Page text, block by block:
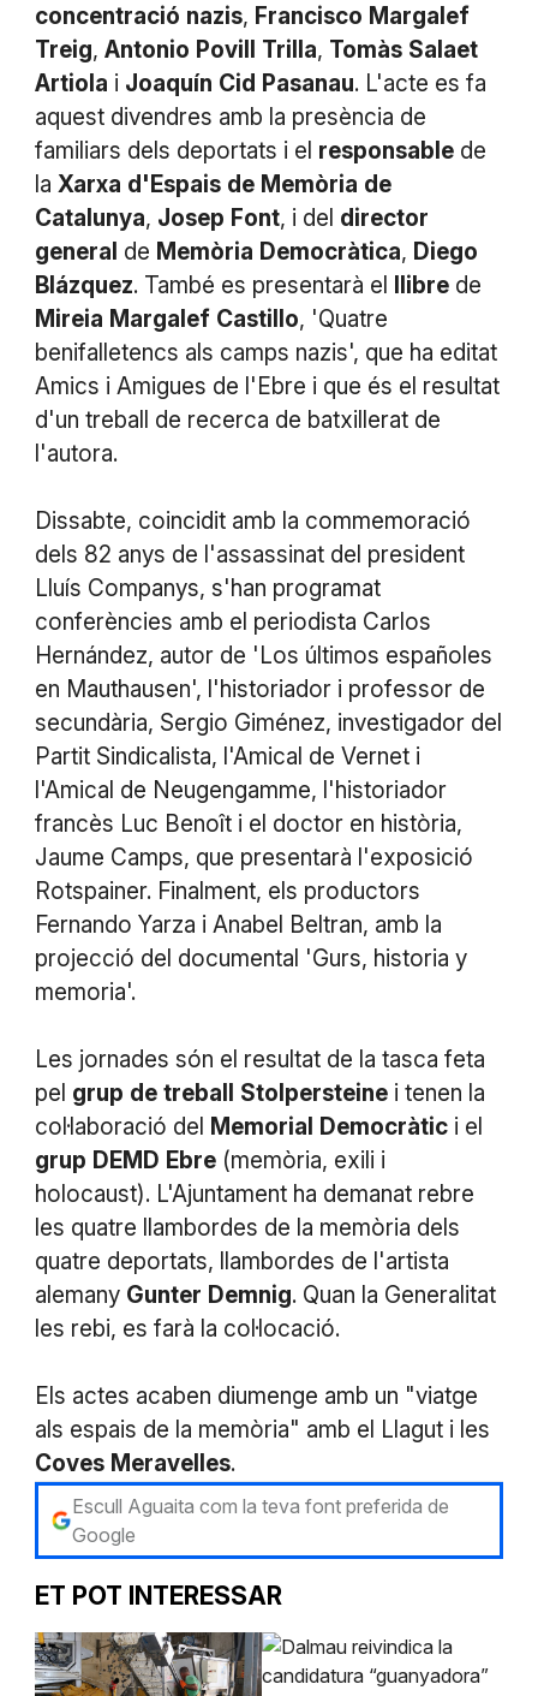
concentració nazis, Francisco Margalef
Treig, Antonio Povill Trilla, Tomàs Salaet
Artiola i Joaquín Cid Pasanau. L'acte es fa
aquest divendres amb la presència de
familiars dels deportats i el responsablede
la Xarxa d'Espais de Memòria de
Catalunya, Josep Font, i del director
general de Memòria Democràtica, Diego
Blázquez. També es presentarà el llibrede
Mireia Margalef Castillo, 'Quatre
benifalletencs als camps nazis', que ha editat
Amics i Amigues de l'Ebre i que és el resultat
d'un treball de recerca de batxillerat de
l'autora.
Dissabte, coincidit amb la commemoració
dels 82 anys de l'assassinat del president
Lluís Companys, s'han programat
conferències amb el periodista Carlos
Hernández, autor de 'Los últimos españoles
en Mauthausen', l'historiador i professor de
secundària, Sergio Giménez, investigador del
Partit Sindicalista, l'Amical de Vernet i
l'Amical de Neugengamme, l'historiador
francès Luc Benoît i el doctor en història,
Jaume Camps, que presentarà l'exposició
Rotspainer. Finalment, els productors
Fernando Yarza i Anabel Beltran, amb la
projecció del documental 'Gurs, historia y
memoria'.
Les jornades són el resultat de la tasca feta
pel grup de treball Stolpersteinei tenen la
col·laboració del Memorial Democràtici el
grup DEMD Ebre(memòria, exili i
holocaust). L'Ajuntament ha demanat rebre
les quatre llambordes de la memòria dels
quatre deportats, llambordes de l'artista
alemany Gunter Demnig. Quan la Generalitat
les rebi, es farà la col·locació.
Els actes acaben diumenge amb un "viatge
als espais de la memòria" amb el Llagut i les
Coves Meravelles.
Escull Aguaita com la teva font preferida de
Google
ET POT INTERESSAR